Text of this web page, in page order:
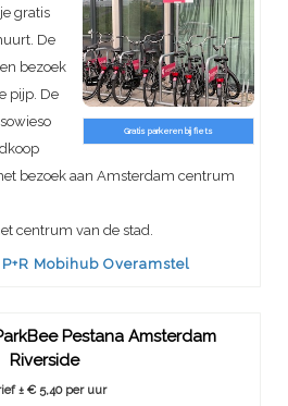
Gratis parkeren bij fiets
gratis
De
bezoek
pijp. De
bezoek aan Amsterdam centrum
centrum van de stad.
Mobihub Overamstel
Pestana Amsterdam
Riverside
± € 5,40 per uur